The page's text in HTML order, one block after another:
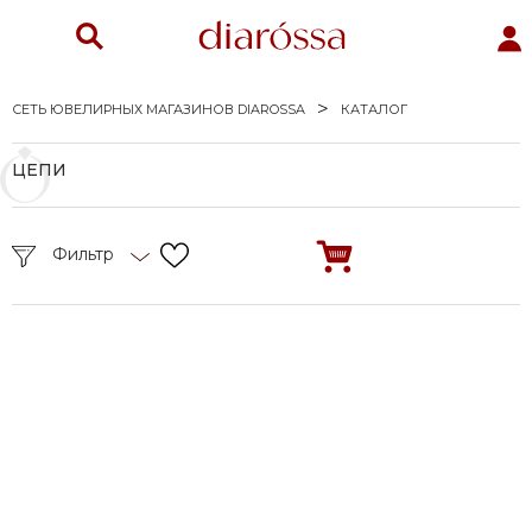
СЕТЬ ЮВЕЛИРНЫХ МАГАЗИНОВ DIAROSSA КАТАЛОГ
ЦЕПИ
Фильтр